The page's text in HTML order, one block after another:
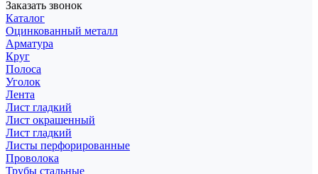
Заказать звонок
Каталог
Оцинкованный металл
Арматура
Круг
Полоса
Уголок
Лента
Лист гладкий
Лист окрашенный
Лист гладкий
Листы перфорированные
Проволока
Трубы стальные